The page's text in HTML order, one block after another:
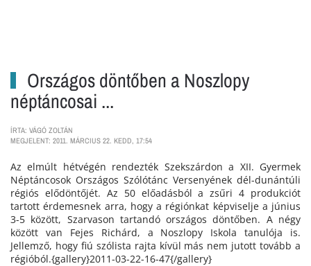
Országos döntőben a Noszlopy
néptáncosai ...
ÍRTA: VÁGÓ ZOLTÁN
MEGJELENT: 2011. MÁRCIUS 22. KEDD, 17:54
Az elmúlt hétvégén rendezték Szekszárdon a XII. Gyermek
Néptáncosok Országos Szólótánc Versenyének dél-dunántúli
régiós elődöntőjét. Az 50 előadásból a zsűri 4 produkciót
tartott érdemesnek arra, hogy a régiónkat képviselje a június
3-5 között, Szarvason tartandó országos döntőben. A négy
között van Fejes Richárd, a Noszlopy Iskola tanulója is.
Jellemző, hogy fiú szólista rajta kívül más nem jutott tovább a
régióból.{gallery}2011-03-22-16-47{/gallery}